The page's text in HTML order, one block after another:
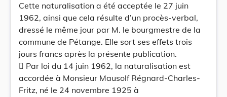
Cette naturalisation a été acceptée le 27 juin
1962, ainsi que cela résulte d’un procès-verbal,
dressé le même jour par M. le bourgmestre de la
commune de Pétange. Elle sort ses effets trois
jours francs après la présente publication.
 Par loi du 14 juin 1962, la naturalisation est
accordée à Monsieur Mausolf Régnard-Charles-
Fritz, né le 24 novembre 1925 à